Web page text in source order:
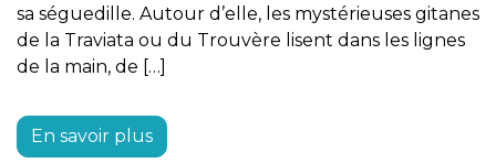
sa séguedille. Autour d’elle, les mystérieuses gitanes
de la Traviata ou du Trouvère lisent dans les lignes
de la main, de […]
En savoir plus